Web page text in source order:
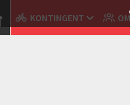
KONTINGENT